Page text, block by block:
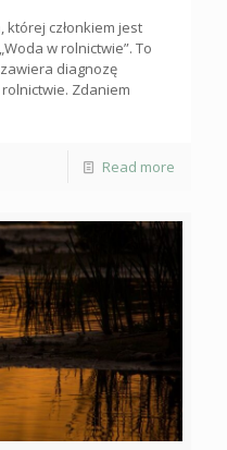
której członkiem jest
w rolnictwie”. To
diagnozę
Zdaniem
Read more